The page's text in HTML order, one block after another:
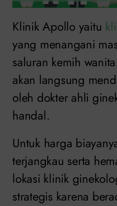
Klinik Apollo yaitu
yang menangani
saluran kemih
akan langsung
oleh dokter ahli
handal.
Untuk harga
terjangkau serta
lokasi klinik
strategis karena